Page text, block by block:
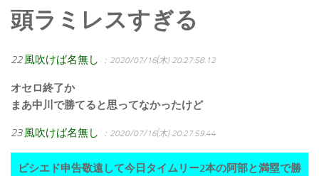
頭ラミレスすぎる
22 風吹けば名無し ：2020/07/16(木) 20:27:58.12
オセロ終了か
まあ中川で勝てると思ってなかったけど
23 風吹けば名無し ：2020/07/16(木) 20:27:59.44
ビシエド申告敬遠して今日タイムリー2本の阿部と満塁で勝